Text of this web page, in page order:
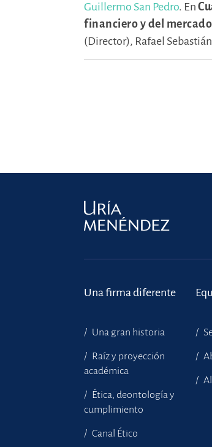
Guillermo San Pedro. En
financiero y del
(Director), Rafael
Una firma diferente
Una gran historia
Raíz y proyección
académica
Ética, deontología y
cumplimiento
Canal Ético